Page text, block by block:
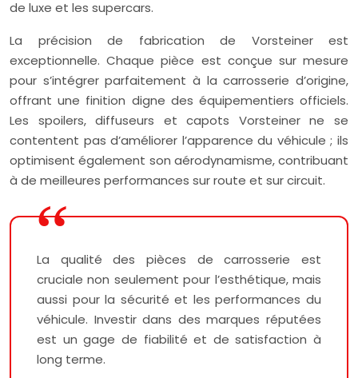
de luxe et les supercars.
La précision de fabrication de Vorsteiner est
exceptionnelle. Chaque pièce est conçue sur mesure
pour s’intégrer parfaitement à la carrosserie d’origine,
offrant une finition digne des équipementiers officiels.
Les spoilers, diffuseurs et capots Vorsteiner ne se
contentent pas d’améliorer l’apparence du véhicule ; ils
optimisent également son aérodynamisme, contribuant
à de meilleures performances sur route et sur circuit.
La qualité des pièces de carrosserie est
cruciale non seulement pour l’esthétique, mais
aussi pour la sécurité et les performances du
véhicule. Investir dans des marques réputées
est un gage de fiabilité et de satisfaction à
long terme.